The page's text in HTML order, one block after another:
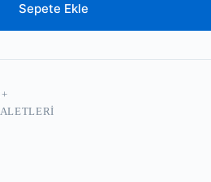
Sepete Ekle